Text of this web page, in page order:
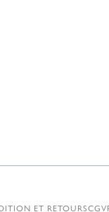
ET RETOURSCGV